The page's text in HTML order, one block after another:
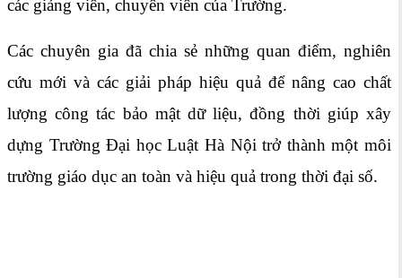
các giảng viên, chuyên viên của Trường.
Các chuyên gia đã chia sẻ những quan điểm, nghiên
cứu mới và các giải pháp hiệu quả để nâng cao chất
lượng công tác bảo mật dữ liệu, đồng thời giúp xây
dựng Trường Đại học Luật Hà Nội trở thành một môi
trường giáo dục an toàn và hiệu quả trong thời đại số.